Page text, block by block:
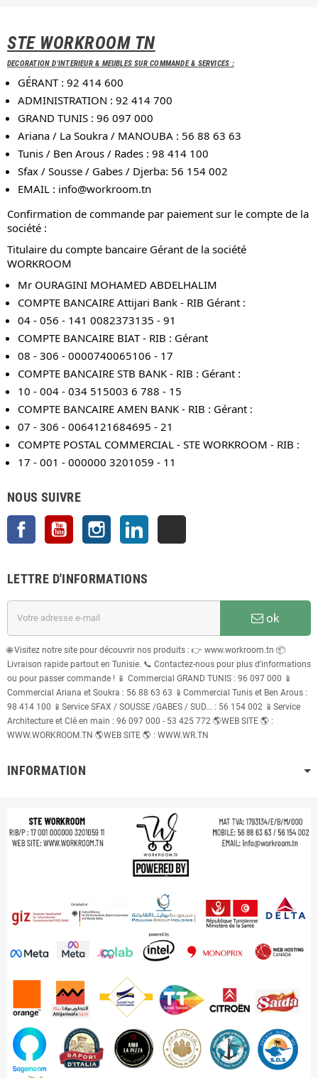
STE WORKROOM TN
DECORATION D'INTERIEUR & MEUBLES SUR COMMANDE & SERVICES :
GÉRANT : 92 414 600
ADMINISTRATION : 92 414 700
GRAND TUNIS : 96 097 000
Ariana / La Soukra / MANOUBA : 56 88 63 63
Tunis / Ben Arous / Rades : 98 414 100
Sfax / Sousse / Gabes / Djerba: 56 154 002
EMAIL : info@workroom.tn
Confirmation de commande par paiement sur le compte de la
société :
Titulaire du compte bancaire Gérant de la société
WORKROOM
Mr OURAGINI MOHAMED ABDELHALIM
COMPTE BANCAIRE Attijari Bank - RIB Gérant :
04 - 056 - 141 0082373135 - 91
COMPTE BANCAIRE BIAT - RIB : Gérant
08 - 306 - 0000740065106 - 17
COMPTE BANCAIRE STB BANK - RIB : Gérant :
10 - 004 - 034 515003 6 788 - 15
COMPTE BANCAIRE AMEN BANK - RIB : Gérant :
07 - 306 - 0064121684695 - 21
COMPTE POSTAL COMMERCIAL - STE WORKROOM - RIB :
17 - 001 - 000000 3201059 - 11
NOUS SUIVRE
Facebook YouTube Instagram
LETTRE D'INFORMATIONS
ok
🌐 Visitez notre site pour découvrir nos produits : 👉 www.workroom.tn 📦
Livraison rapide partout en Tunisie. 📞 Contactez-nous pour plus d’informations
ou pour passer commande ! 📱 Commercial GRAND TUNIS : 96 097 000 📱
Commercial Ariana et Soukra : 56 88 63 63 📱Commercial Tunis et Ben Arous :
98 414 100 📱Service SFAX / SOUSSE /GABES / SUD... : 56 154 002 📱Service
Architecture et Clé en main : 96 097 000 - 53 425 772 🌎WEB SITE 🌎 :
WWW.WORKROOM.TN 🌎WEB SITE 🌎 : WWW.WR.TN
INFORMATION